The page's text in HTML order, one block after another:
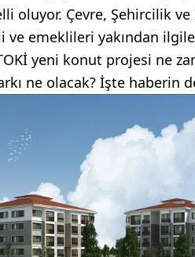
oluyor. Çevre, Şehircilik
ve emeklileri yakından
yeni konut projesi ne
ne olacak? İşte haberin